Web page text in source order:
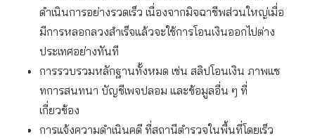
ดำเนินการอย่างรวดเร็ว เนื่องจากมิจฉาชีพส่วนใหญ่เมื่อ
มีการหลอกลวงสำเร็จแล้วจะใช้การโอนเงินออกไปต่าง
ประเทศอย่างทันที
การรวบรวมหลักฐานทั้งหมด เช่น สลิปโอนเงิน ภาพแช
ทการสนทนา บัญชีเพจปลอม และข้อมูลอื่น ๆ ที่
เกี่ยวข้อง
การแจ้งความดำเนินคดี ที่สถานีตำรวจในพื้นที่โดยเร็ว